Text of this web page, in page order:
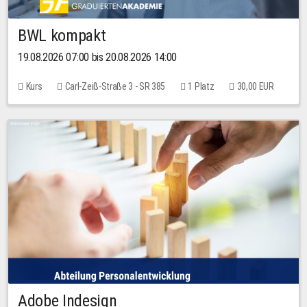
BWL kompakt
19.08.2026 07:00 bis 20.08.2026 14:00
Kurs Carl-Zeiß-Straße 3 - SR 385 1 Platz 30,00 EUR
Adobe Indesign